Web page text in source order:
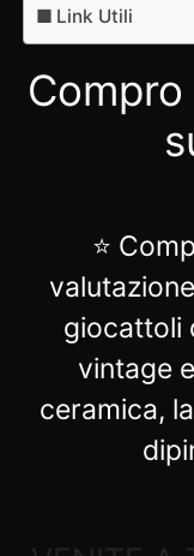
Link Utili
⭐
giocattoli
vintage
ceramica,